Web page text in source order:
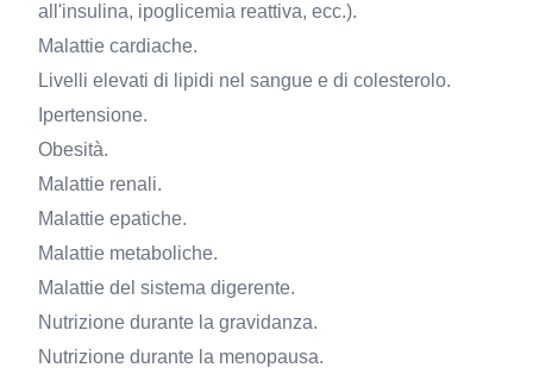
all'insulina, ipoglicemia reattiva, ecc.).
Malattie cardiache.
Livelli elevati di lipidi nel sangue e di colesterolo.
Ipertensione.
Obesità.
Malattie renali.
Malattie epatiche.
Malattie metaboliche.
Malattie del sistema digerente.
Nutrizione durante la gravidanza.
Nutrizione durante la menopausa.